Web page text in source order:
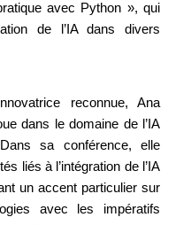
avec Python », qui
de l’IA dans divers
reconnue, Ana
dans le domaine de l’IA
sa conférence, elle
liés à l’intégration de l’IA
un accent particulier sur
avec les impératifs